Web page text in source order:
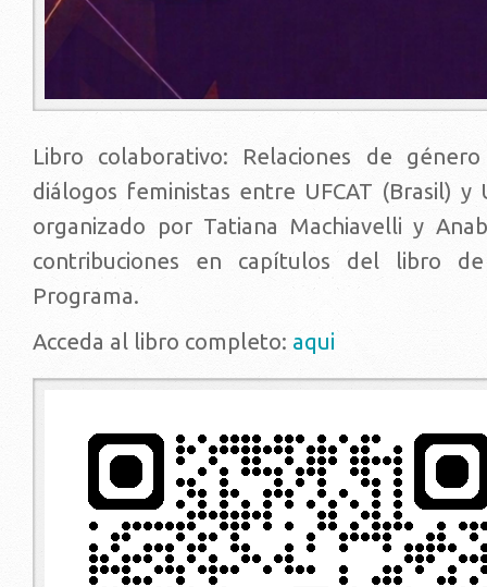
Libro colaborativo: Relaciones de
diálogos feministas entre UFCAT (Brasil) y
organizado por Tatiana Machiavelli y
contribuciones en capítulos del libro
Programa.
Acceda al libro completo: aqui